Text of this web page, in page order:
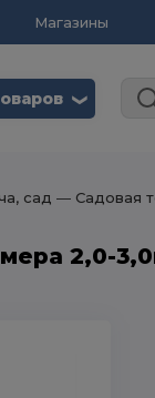
Магазины
❮
сад ― Садовая
2,0-